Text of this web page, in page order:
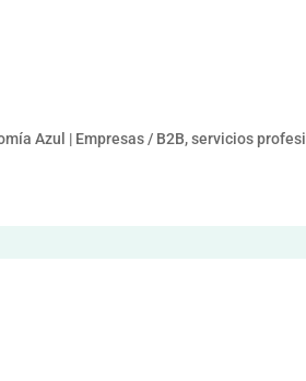
Azul | Empresas / B2B, servicios